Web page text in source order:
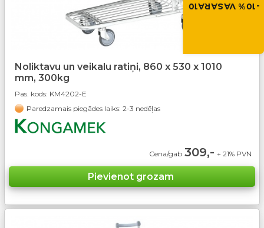
-10% VASARA10
Noliktavu un veikalu ratiņi, 860 x 530 x 1010
mm, 300kg
Pas. kods: KM4202-E
Paredzamais piegādes laiks: 2-3 nedēļas
Cena/gab 309,- + 21% PVN